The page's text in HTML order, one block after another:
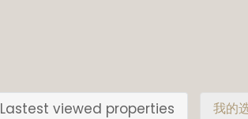
Lastest viewed properties 我的